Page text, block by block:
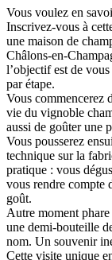
Vous voulez en
Inscrivez-vous à
une maison de
Châlons-en-
l’objectif est de
par étape.
Vous commencerez
vie du vignoble
aussi de goûter une
Vous pousserez
technique sur la
pratique : vous
vous rendre compte
goût.
Autre moment
une demi-bouteille
nom. Un souvenir
Cette visite unique